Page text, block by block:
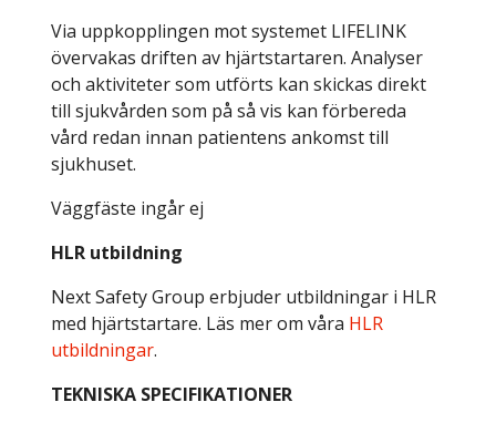
Via uppkopplingen mot systemet LIFELINK
övervakas driften av hjärtstartaren. Analyser
och aktiviteter som utförts kan skickas direkt
till sjukvården som på så vis kan förbereda
vård redan innan patientens ankomst till
sjukhuset.
Väggfäste ingår ej
HLR utbildning
Next Safety Group erbjuder utbildningar i HLR
med hjärtstartare. Läs mer om våra HLR
utbildningar.
TEKNISKA SPECIFIKATIONER